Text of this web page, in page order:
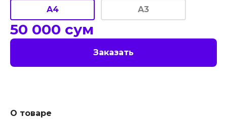
A4
A3
50 000 сум
Заказать
О товаре